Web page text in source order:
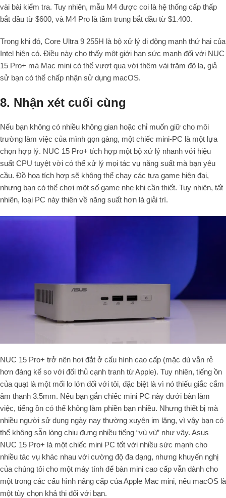
vài bài kiểm tra. Tuy nhiên, mẫu M4 được coi là hệ thống cấp thấp
bắt đầu từ $600, và M4 Pro là tầm trung bắt đầu từ $1.400.
Trong khi đó, Core Ultra 9 255H là bộ xử lý di động mạnh thứ hai của
Intel hiện có. Điều này cho thấy một giới hạn sức mạnh đối với NUC
15 Pro+ mà Mac mini có thể vượt qua với thêm vài trăm đô la, giả
sử bạn có thể chấp nhận sử dụng macOS.
8. Nhận xét cuối cùng
Nếu bạn không có nhiều không gian hoặc chỉ muốn giữ cho môi
trường làm việc của mình gọn gàng, một chiếc mini-PC là một lựa
chọn hợp lý. NUC 15 Pro+ tích hợp một bộ xử lý nhanh với hiệu
suất CPU tuyệt vời có thể xử lý mọi tác vụ năng suất mà bạn yêu
cầu. Đồ họa tích hợp sẽ không thể chạy các tựa game hiện đại,
nhưng bạn có thể chơi một số game nhẹ khi cần thiết. Tuy nhiên, tất
nhiên, loại PC này thiên về năng suất hơn là giải trí.
NUC 15 Pro+ trở nên hơi đắt ở cấu hình cao cấp (mặc dù vẫn rẻ
hơn đáng kể so với đối thủ cạnh tranh từ Apple). Tuy nhiên, tiếng ồn
của quạt là một mối lo lớn đối với tôi, đặc biệt là vì nó thiếu giắc cắm
âm thanh 3.5mm. Nếu bạn gắn chiếc mini PC này dưới bàn làm
việc, tiếng ồn có thể không làm phiền bạn nhiều. Nhưng thiết bị mà
nhiều người sử dụng ngày nay thường xuyên im lặng, vì vậy bạn có
thể không sẵn lòng chịu đựng nhiều tiếng “vù vù” như vậy. Asus
NUC 15 Pro+ là một chiếc mini PC tốt với nhiều sức mạnh cho
nhiều tác vụ khác nhau với cường độ đa dạng, nhưng khuyến nghị
của chúng tôi cho một máy tính để bàn mini cao cấp vẫn dành cho
một trong các cấu hình nâng cấp của Apple Mac mini, nếu macOS là
một tùy chọn khả thi đối với bạn.